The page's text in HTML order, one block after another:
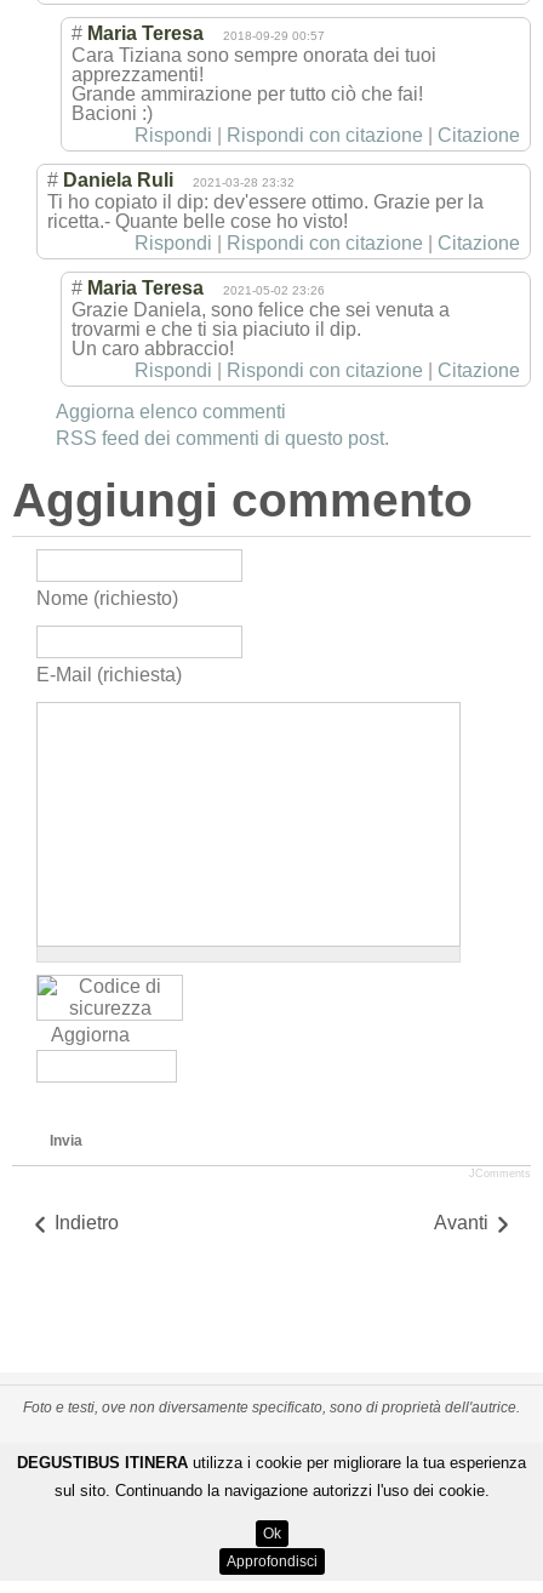
# Maria Teresa 2018-09-29 00:57
Cara Tiziana sono sempre onorata dei tuoi
apprezzamenti!
Grande ammirazione per tutto ciò che fai!
Bacioni :)
Rispondi
Rispondi con citazione Citazione
# Daniela Ruli 2021-03-28 23:32
Ti ho copiato il dip: dev'essere ottimo. Grazie per la
ricetta.- Quante belle cose ho visto!
Rispondi
Rispondi con citazione Citazione
# Maria Teresa 2021-05-02 23:26
Grazie Daniela, sono felice che sei venuta a
trovarmi e che ti sia piaciuto il dip.
Un caro abbraccio!
Rispondi
Rispondi con citazione
Citazione
Aggiorna elenco commenti
RSS feed dei commenti di questo post.
Aggiungi commento
Nome (richiesto)
E-Mail (richiesta)
Aggiorna
Invia
JComments
Indietro Avanti
Foto e testi, ove non diversamente specificato, sono di proprietà dell'autrice.
PRIVACY POLICY-CREDITS -MAPPA DEL SITO
De Gustibus Itinera - Copyright © All Rights Reserved
ENGINEERING BY
DEGUSTIBUS ITINERA utilizza i cookie per migliorare la tua esperienza
sul sito. Continuando la navigazione autorizzi l'uso dei cookie.
Ok
Approfondisci